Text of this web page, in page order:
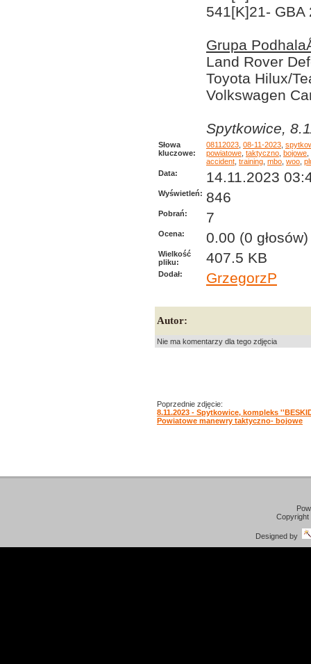
541[K]21-
Grupa
Land Rover
Toyota Hilux/
Volkswagen
Spytkowice,
Słowa
kluczowe:
08112023 08-11-2023
powiatowe taktyczno bojowe
accident training mbo woo
Data:
14.11.2023
Wyświetleń: 846
Pobrań: 7
Ocena: 0.00 (0 głosów)
Wielkość
pliku:
407.5 KB
Dodał: GrzegorzP
Autor:
Nie ma komentarzy dla tego zdjęcia
Poprzednie zdjęcie:
8.11.2023 - Spytkowice, kompleks
Powiatowe manewry taktyczno- bojowe
Designed by